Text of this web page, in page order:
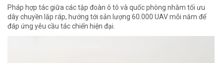
Pháp hợp tác giữa các tập đoàn ô tô và quốc phòng nhằm tối ưu
dây chuyền lắp ráp, hướng tới sản lượng 60.000 UAV mỗi năm để
đáp ứng yêu cầu tác chiến hiện đại.